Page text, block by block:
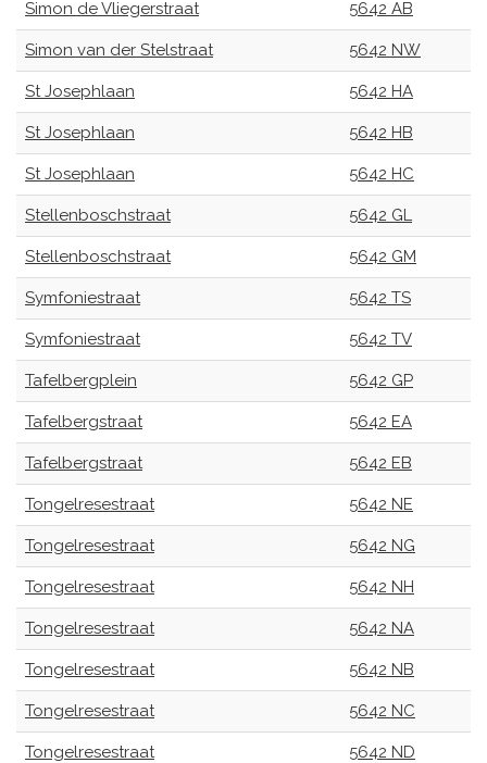
Simon de Vliegerstraat 5642 AB
Simon van der Stelstraat 5642 NW
St Josephlaan 5642 HA
St Josephlaan 5642 HB
St Josephlaan 5642 HC
Stellenboschstraat 5642 GL
Stellenboschstraat 5642 GM
Symfoniestraat 5642 TS
Symfoniestraat 5642 TV
Tafelbergplein 5642 GP
Tafelbergstraat 5642 EA
Tafelbergstraat 5642 EB
Tongelresestraat 5642 NE
Tongelresestraat 5642 NG
Tongelresestraat 5642 NH
Tongelresestraat 5642 NA
Tongelresestraat 5642 NB
Tongelresestraat 5642 NC
Tongelresestraat 5642 ND